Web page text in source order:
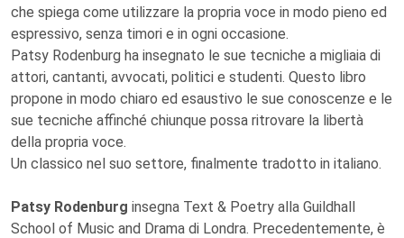
che spiega come utilizzare la propria voce in modo pieno ed
espressivo, senza timori e in ogni occasione.
Patsy Rodenburg ha insegnato le sue tecniche a migliaia di
attori, cantanti, avvocati, politici e studenti. Questo libro
propone in modo chiaro ed esaustivo le sue conoscenze e le
sue tecniche affinché chiunque possa ritrovare la libertà
della propria voce.
Un classico nel suo settore, finalmente tradotto in italiano.
Patsy Rodenburg insegna Text & Poetry alla Guildhall
School of Music and Drama di Londra. Precedentemente, è